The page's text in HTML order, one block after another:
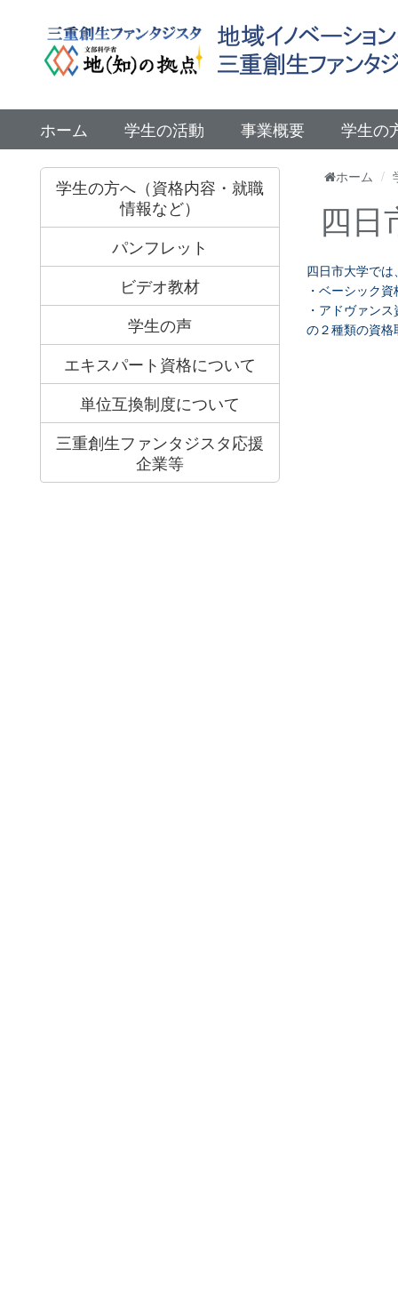
ホーム 学生の活動 事業概要 学生の
学生の方へ（資格内容・就職
情報など）
パンフレット
ビデオ教材
学生の声
エキスパート資格について
単位互換制度について
三重創生ファンタジスタ応援
企業等
ホーム
四日
四日市大学では
・ベーシック資
・アドヴァン
の２種類の資